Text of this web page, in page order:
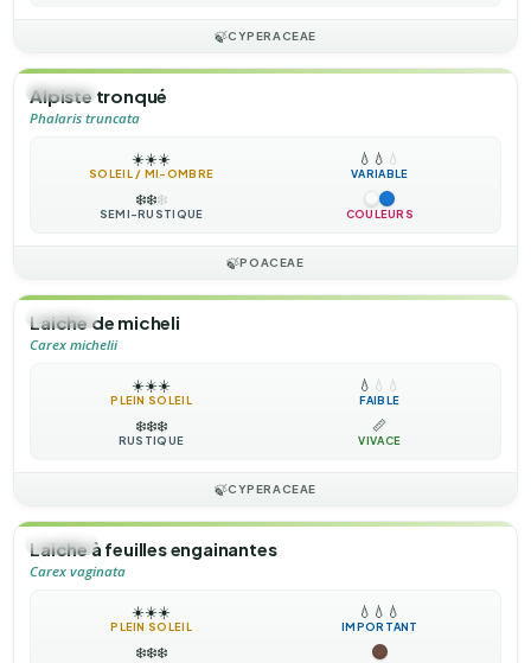
🍃CYPERACEAE
🌿HERBE
Alpiste tronqué
Phalaris truncata
☀️☀️☀️
SOLEIL / MI-OMBRE
💧 💧 💧
VARIABLE
❄️❄️❄️
SEMI-RUSTIQUE COULEURS
🍃POACEAE
🌿HERBE
Laiche de micheli
Carex michelii
☀️☀️☀️
PLEIN SOLEIL
💧 💧 💧
FAIBLE
❄️❄️❄️
RUSTIQUE
📏
VIVACE
🍃CYPERACEAE
🌿HERBE
Laiche à feuilles engainantes
Carex vaginata
☀️☀️☀️
PLEIN SOLEIL
💧 💧 💧
IMPORTANT
❄️❄️❄️